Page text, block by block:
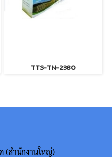
TTS-TN-2380
(สำนักงานใหญ่)